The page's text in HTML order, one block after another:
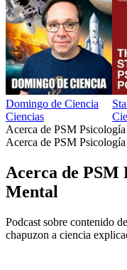
Domingo de Ciencia
Ciencias
Acerca de PSM
Acerca de PSM
Acerca de PSM
Mental
Podcast sobre contenido
chapuzon a ciencia